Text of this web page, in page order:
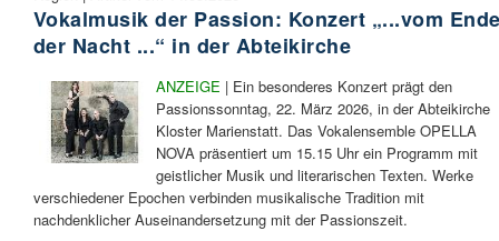
Vokalmusik der Passion: Konzert „...vom
der Nacht ...“ in der Abteikirche
ANZEIGE | Ein besonderes Konzert prägt den
Passionssonntag, 22. März 2026, in der Abteikirche
Kloster Marienstatt. Das Vokalensemble OPELLA
NOVA präsentiert um 15.15 Uhr ein Programm mit
geistlicher Musik und literarischen Texten. Werke
verschiedener Epochen verbinden musikalische Tradition mit
nachdenklicher Auseinandersetzung mit der Passionszeit.